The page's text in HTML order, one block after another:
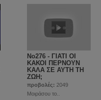
No276 - ΓΙΑΤΙ ΟΙ
ΚΑΚΟΙ ΠΕΡΝΟΥΝ
ΚΑΛΑ ΣΕ ΑΥΤΗ ΤΗ
ΖΩΗ;
προβολές: 2049
Μοιράσου το..